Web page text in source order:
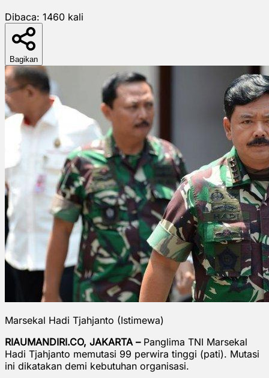
Dibaca: 1460 kali
Bagikan
Marsekal Hadi Tjahjanto (Istimewa)
RIAUMANDIRI.CO, JAKARTA – Panglima TNI Marsekal
Hadi Tjahjanto memutasi 99 perwira tinggi (pati). Mutasi
ini dikatakan demi kebutuhan organisasi.